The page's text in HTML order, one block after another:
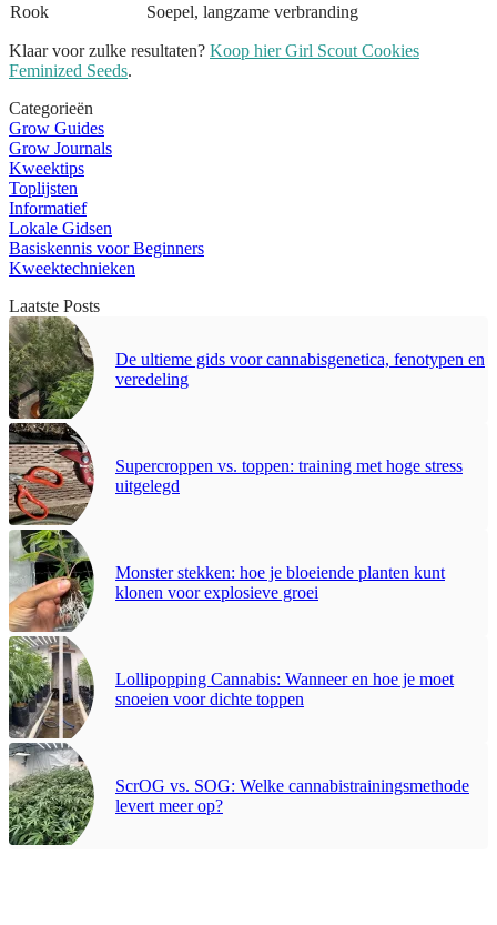
Rook
Soepel, langzame verbranding
Klaar voor zulke resultaten? Koop hier Girl Scout Cookies
Feminized Seeds.
Categorieën
Grow Guides
Grow Journals
Kweektips
Toplijsten
Informatief
Lokale Gidsen
Basiskennis voor Beginners
Kweektechnieken
Laatste Posts
De ultieme gids voor cannabisgenetica, fenotypen en
veredeling
Supercroppen vs. toppen: training met hoge stress
uitgelegd
Monster stekken: hoe je bloeiende planten kunt
klonen voor explosieve groei
Lollipopping Cannabis: Wanneer en hoe je moet
snoeien voor dichte toppen
ScrOG vs. SOG: Welke cannabistrainingsmethode
levert meer op?